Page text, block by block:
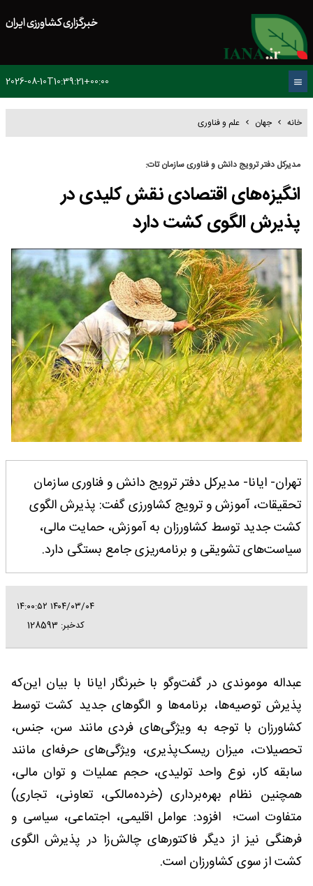
خبرگزاری کشاورزی ایران
2026-08-10T10:39:21+00:00
خانه جهان علم و فناوری
مدیرکل دفتر ترویج دانش و فناوری سازمان تات:
انگیزه‌های اقتصادی نقش کلیدی در
پذیرش الگوی کشت دارد
تهران- ایانا- مدیرکل دفتر ترویج دانش و فناوری سازمان
تحقیقات، آموزش و ترویج کشاورزی گفت: پذیرش الگوی
کشت جدید توسط کشاورزان به آموزش، حمایت مالی،
سیاست‌های تشویقی و برنامه‌ریزی جامع بستگی دارد.
۱۴۰۴/۰۳/۰۴ ۱۴:۰۰:۵۲
کدخبر: 128593
عبداله موموندی در گفت‌و‌گو با خبرنگار ایانا با بیان این‌که
پذیرش توصیه‌ها، برنامه‌ها و الگوهای جدید کشت توسط
کشاورزان با توجه به ویژگی‌های فردی مانند سن، جنس،
تحصیلات، میزان ریسک‌پذیری، ویژگی‌های حرفه‌ای مانند
سابقه کار، نوع واحد تولیدی، حجم عملیات و توان مالی،
همچنین نظام بهره‌برداری (خرده‌مالکی، تعاونی، تجاری)
متفاوت است؛ افزود: عوامل اقلیمی، اجتماعی، سیاسی و
فرهنگی نیز از دیگر فاکتورهای چالش‌زا در پذیرش الگوی
کشت از سوی کشاورزان است.